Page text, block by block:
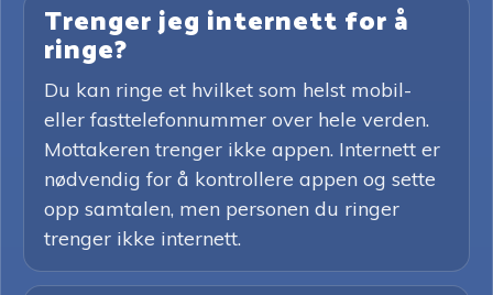
Trenger jeg internett for å
ringe?
Du kan ringe et hvilket som helst mobil-
eller fasttelefonnummer over hele verden.
Mottakeren trenger ikke appen. Internett er
nødvendig for å kontrollere appen og sette
opp samtalen, men personen du ringer
trenger ikke internett.